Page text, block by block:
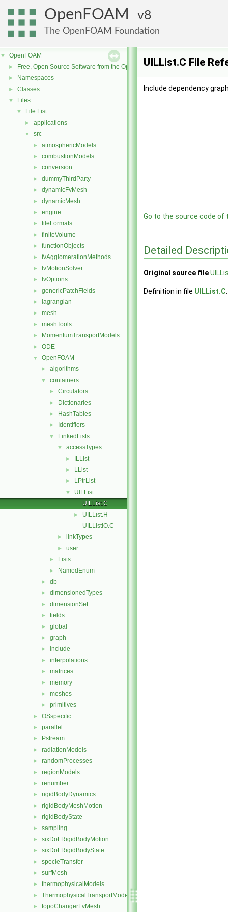
OpenFOAM 8
The OpenFOAM Foundation
▼ OpenFOAM
► Free, Open Source Software from the OpenFOAM Foundation
► Namespaces
► Classes
▼ Files
▼ File List
► applications
▼ src
► atmosphericModels
► combustionModels
► conversion
► dummyThirdParty
► dynamicFvMesh
► dynamicMesh
► engine
► fileFormats
► finiteVolume
► functionObjects
► fvAgglomerationMethods
► fvMotionSolver
► fvOptions
► genericPatchFields
► lagrangian
► mesh
► meshTools
► MomentumTransportModels
► ODE
▼ OpenFOAM
► algorithms
▼ containers
► Circulators
► Dictionaries
► HashTables
► Identifiers
▼ LinkedLists
▼ accessTypes
► ILList
► LList
► LPtrList
▼
UILList
UILList.C
►
UILList.H
UILListIO.C
► linkTypes
► user
► Lists
► NamedEnum
► db
► dimensionedTypes
► dimensionSet
► fields
► global
► graph
► include
► interpolations
► matrices
► memory
► meshes
► primitives
► OSspecific
► parallel
► Pstream
► radiationModels
► randomProcesses
► regionModels
► renumber
► rigidBodyDynamics
► rigidBodyMeshMotion
► rigidBodyState
► sampling
► sixDoFRigidBodyMotion
► sixDoFRigidBodyState
► specieTransfer
► surfMesh
► thermophysicalModels
► ThermophysicalTransportModels
► topoChangerFvMesh
UILList.C File
Include dependency
Go to the source code of
Detailed
Original source file
Definition in file UILList.C